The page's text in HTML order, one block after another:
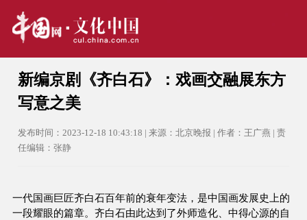
新编京剧《齐白石》：戏画交融展东方
写意之美
发布时间：2023-12-18 10:43:18 | 来源：北京晚报 | 作者：王广燕 | 责
任编辑：张静
一代国画巨匠齐白石百年前的衰年变法，是中国画发展史上的
一段耀眼的篇章。齐白石由此达到了外师造化、中得心源的自